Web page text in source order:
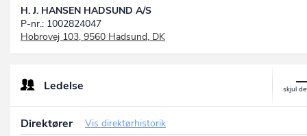
H. J. HANSEN HADSUND A/S
P-nr.: 1002824047
Hobrovej 103, 9560 Hadsund, DK
Ledelse
Direktører Vis direktørhistorik